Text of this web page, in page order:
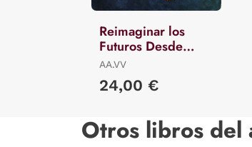
Reimaginar los
Futuros Desde
América Latina
AA.VV
24,00 €
Otros libros del